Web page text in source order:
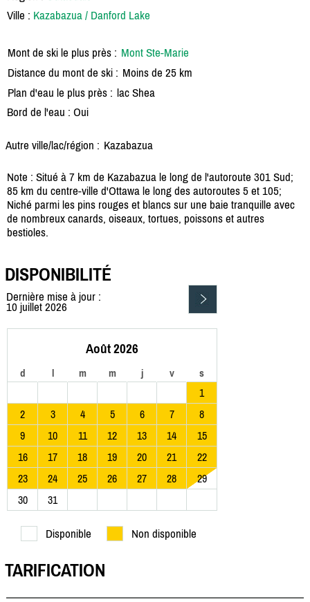
Ville : Kazabazua / Danford Lake
Mont de ski le plus près : Mont Ste-Marie
Distance du mont de ski : Moins de 25 km
Plan d'eau le plus près : lac Shea
Bord de l'eau : Oui
Autre ville/lac/région : Kazabazua
Note : Situé à 7 km de Kazabazua le long de l'autoroute 301 Sud;
85 km du centre-ville d'Ottawa le long des autoroutes 5 et 105;
Niché parmi les pins rouges et blancs sur une baie tranquille avec
de nombreux canards, oiseaux, tortues, poissons et autres
bestioles.
DISPONIBILITÉ
Dernière mise à jour :
10 juillet 2026
Août 2026
d l m m j v s
1
2
3 4 5 6 7
8
9
10 11 12 13 14
15
16
17 18 19 20 21
22
23
24 25 26 27 28
29
30
31
Disponible Non disponible
TARIFICATION